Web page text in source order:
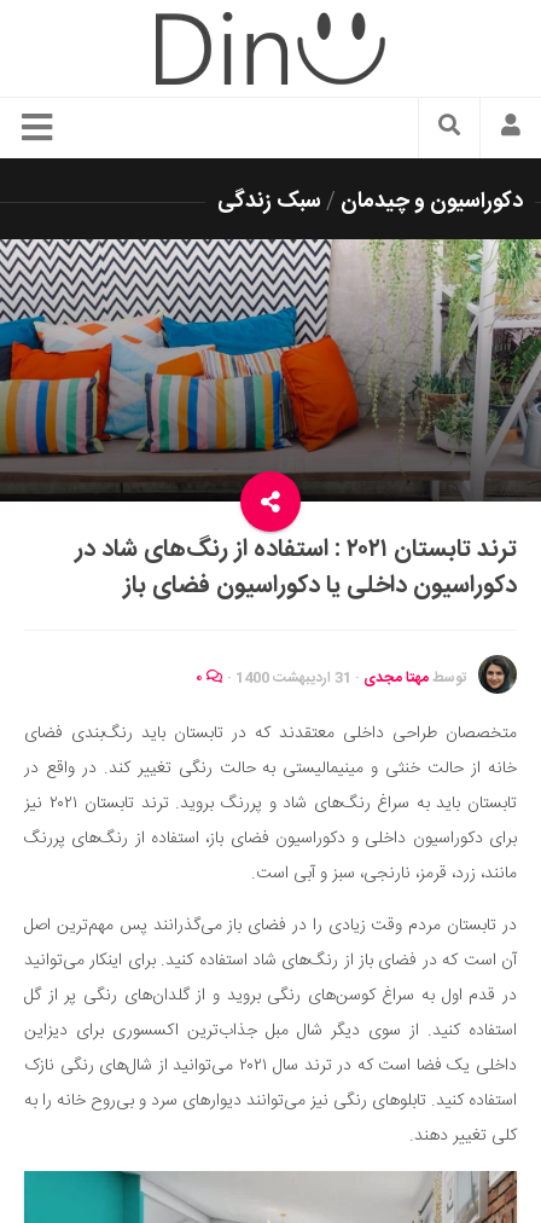
سبک زندگی
زیبایی و آرایش
شیک پوشی
دکوراسیون و چیدمان
غذا
رستوران گردی
آشپزی
سفر و گردشگری
ایران گردی
جهان گردی
موفقیت و مهارت‌های فردی
تغذیه سالم
بهداشت
بیماری و درمان
کودک و مادر
ورزش و تندرستی
روانشناسی
مراکز پزشکی و دارویی
فرهنگ و هنر
سینما و تئاتر
تلویزیون
موسیقی
چهره‌ها
دکوراسیون و چیدمان /سبک زندگی
ترند تابستان ۲۰۲۱ : استفاده از رنگ‌های شاد در
دکوراسیون داخلی یا دکوراسیون فضای باز
توسطمهتا مجدی · 31 اردیبهشت 1400 ·
متخصصان طراحی داخلی معتقدند که در تابستان باید رنگ‌بندی فضای
خانه از حالت خنثی و مینیمالیستی به حالت رنگی تغییر کند. در واقع در
تابستان باید به سراغ رنگ‌های شاد و پررنگ بروید. ترند تابستان ۲۰۲۱ نیز
برای دکوراسیون داخلی و دکوراسیون فضای باز، استفاده از رنگ‌های پررنگ
مانند، زرد، قرمز، نارنجی، سبز و آبی است.
در تابستان مردم وقت زیادی را در فضای باز می‌گذرانند پس مهم‌ترین اصل
آن است که در فضای باز از رنگ‌های شاد استفاده کنید. برای اینکار می‌توانید
در قدم اول به سراغ کوسن‌های رنگی بروید و از گلدان‌های رنگی پر از گل
استفاده کنید. از سوی دیگر شال مبل جذاب‌ترین اکسسوری برای دیزاین
داخلی یک فضا است که در ترند سال ۲۰۲۱ می‌توانید از شال‌های رنگی نازک
استفاده کنید. تابلوهای رنگی نیز می‌توانند دیوارهای سرد و بی‌روح خانه را به
کلی تغییر دهند.